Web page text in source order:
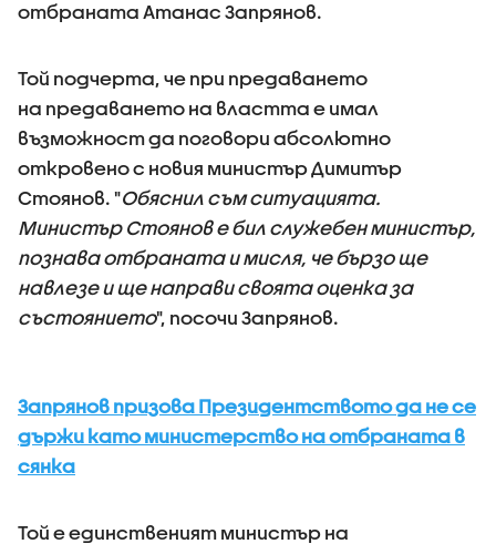
отбраната Атанас Запрянов.
Той подчерта, че при предаването
на предаването на властта е имал
възможност да поговори абсолютно
откровено с новия министър Димитър
Стоянов. "Обяснил съм ситуацията.
Министър Стоянов е бил служебен министър,
познава отбраната и мисля, че бързо ще
навлезе и ще направи своята оценка за
състоянието", посочи Запрянов.
Запрянов призова Президентството да не се
държи като министерство на отбраната в
сянка
Той е единственият министър на